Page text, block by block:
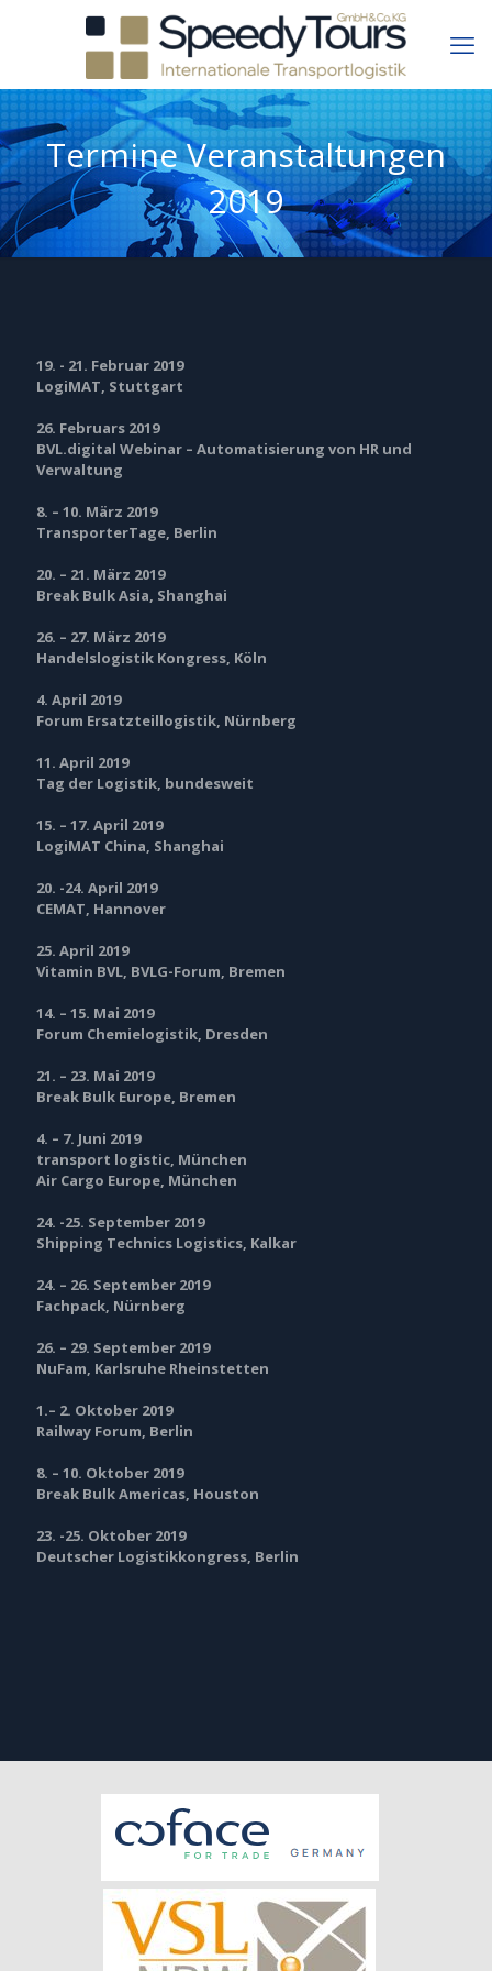
Termine Veranstaltungen
2019
19. - 21. Februar 2019
LogiMAT, Stuttgart
26. Februars 2019
BVL.digital Webinar – Automatisierung von HR und
Verwaltung
8. – 10. März 2019
TransporterTage, Berlin
20. – 21. März 2019
Break Bulk Asia, Shanghai
26. – 27. März 2019
Handelslogistik Kongress, Köln
4. April 2019
Forum Ersatzteillogistik, Nürnberg
11. April 2019
Tag der Logistik, bundesweit
15. – 17. April 2019
LogiMAT China, Shanghai
20. -24. April 2019
CEMAT, Hannover
25. April 2019
Vitamin BVL, BVLG-Forum, Bremen
14. – 15. Mai 2019
Forum Chemielogistik, Dresden
21. – 23. Mai 2019
Break Bulk Europe, Bremen
4. – 7. Juni 2019
transport logistic, München
Air Cargo Europe, München
24. -25. September 2019
Shipping Technics Logistics, Kalkar
24. – 26. September 2019
Fachpack, Nürnberg
26. – 29. September 2019
NuFam, Karlsruhe Rheinstetten
1.– 2. Oktober 2019
Railway Forum, Berlin
8. – 10. Oktober 2019
Break Bulk Americas, Houston
23. -25. Oktober 2019
Deutscher Logistikkongress, Berlin